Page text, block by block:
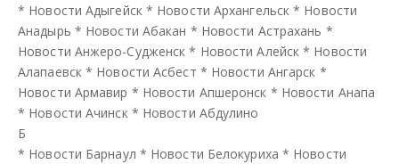
* Новости Адыгейск* Новости Архангельск * Новости
Анадырь * Новости Абакан * Новости Астрахань *
Новости Анжеро-Судженск * Новости Алейск * Новости
Алапаевск* Новости Асбест * Новости Ангарск *
Новости Армавир * Новости Апшеронск * Новости Анапа
* Новости Ачинск* Новости Абдулино
Б
* Новости Барнаул * Новости Белокуриха * Новости